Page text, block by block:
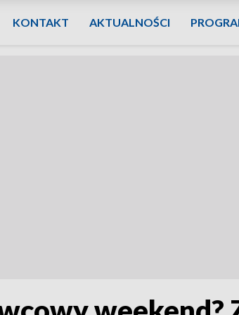
KONTAKT AKTUALNOŚCI